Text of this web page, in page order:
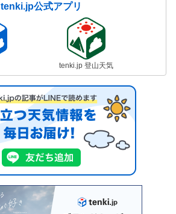
tenki.jp公式アプリ
tenki.jp 登山天気